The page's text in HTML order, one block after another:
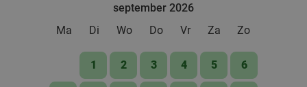
september 2026
Ma
Di Wo Do Vr Za Zo
1 2 3 4 5 6